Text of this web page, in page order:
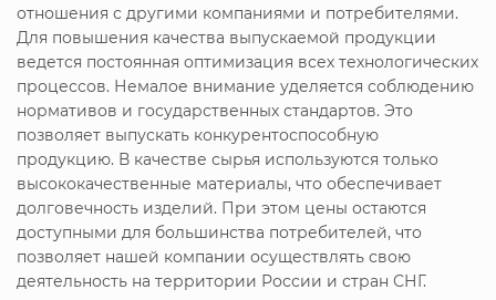
отношения с другими компаниями и потребителями.
Для повышения качества выпускаемой продукции
ведется постоянная оптимизация всех технологических
процессов. Немалое внимание уделяется соблюдению
нормативов и государственных стандартов. Это
позволяет выпускать конкурентоспособную
продукцию. В качестве сырья используются только
высококачественные материалы, что обеспечивает
долговечность изделий. При этом цены остаются
доступными для большинства потребителей, что
позволяет нашей компании осуществлять свою
деятельность на территории России и стран СНГ.